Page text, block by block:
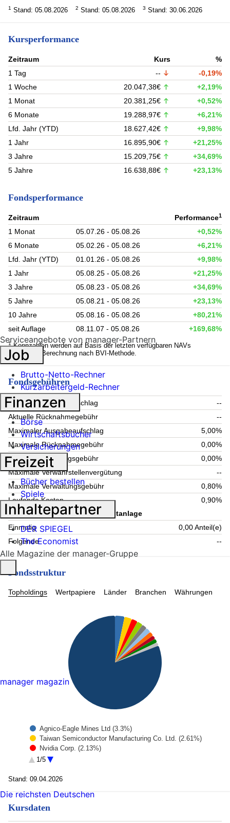
1 Stand: 05.08.2026 2 Stand: 05.08.2026 3 Stand: 30.06.2026
Kursperformance
Zeitraum Kurs
%
1 Tag
--
-0,19%
1 Woche
20.047,38€
+2,19%
1 Monat
20.381,25€
+0,52%
6 Monate
19.288,97€
+6,21%
Lfd. Jahr (YTD)
18.627,42€
+9,98%
1 Jahr
16.895,90€
+21,25%
3 Jahre
15.209,75€
+34,69%
5 Jahre
16.638,88€ +23,13%
Fondsperformance
Zeitraum Performance1
1 Monat 05.07.26 - 05.08.26
+0,52%
6 Monate
05.02.26 - 05.08.26
+6,21%
Lfd. Jahr (YTD)
01.01.26 - 05.08.26
+9,98%
1 Jahr
05.08.25 - 05.08.26
+21,25%
3 Jahre
05.08.23 - 05.08.26
+34,69%
5 Jahre
05.08.21 - 05.08.26
+23,13%
10 Jahre
05.08.16 - 05.08.26
+80,21%
seit Auflage
08.11.07 - 05.08.26 +169,68%
1Kennzahlen werden auf Basis der letzten verfügbaren NAVs
berechnet. Berechnung nach BVI-Methode.
Fondsgebühren
Aktueller Ausgabeaufschlag
--
Aktuelle Rücknahmegebühr
--
Maximaler Ausgabeaufschlag
5,00%
Maximale Rücknahmegebühr
0,00%
Aktuelle Verwaltungsgebühr
0,00%
Maximale Verwahrstellenvergütung
--
Maximale Verwaltungsgebühr
0,80%
Laufende Kosten
0,90%
Information zum Kauf - Mindestanlage
Einmalig
0,00 Anteil(e)
Folgende
--
Fondsstruktur
Topholdings Wertpapiere Länder Branchen Währungen
Agnico-Eagle Mines Ltd (3.3%)
Taiwan Semiconductor Manufacturing Co. Ltd. (2.61%)
Nvidia Corp. (2.13%)
PAN AMERICAN SILVER (2.02%)
BUNDANL.V.23/33 (1.77%)
Bayer (1.35%)
Royal Gold Inc (1.35%)
1/5
Stand: 09.04.2026
Kursdaten
Serviceangebote von manager-Partnern
Job
Brutto-Netto-Rechner
Kurzarbeitergeld-Rechner
Finanzen
Börse
Wirtschaftsbücher
Versicherungen
Freizeit
Bücher bestellen
Spiele
Inhaltepartner
DER SPIEGEL
The Economist
Alle Magazine der manager-Gruppe
manager magazin
Die reichsten Deutschen